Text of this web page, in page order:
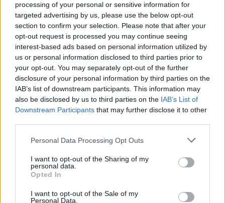
processing of your personal or sensitive information for
targeted advertising by us, please use the below opt-out
section to confirm your selection. Please note that after your
opt-out request is processed you may continue seeing
interest-based ads based on personal information utilized by
us or personal information disclosed to third parties prior to
your opt-out. You may separately opt-out of the further
disclosure of your personal information by third parties on the
IAB’s list of downstream participants. This information may
also be disclosed by us to third parties on the IAB’s List of
Downstream Participants that may further disclose it to other
Personal Data Processing Opt Outs
I want to opt-out of the Sharing of my
personal data.
Opted In
I want to opt-out of the Sale of my
Personal Data.
Ακολούθως, επιστρέφουν ξανά στο γήπεδο για
προπονήσεις καθώς ο αγώνας με τον Ατρόμητο
διεξάγεται το Σάββατο, 8 Μαΐου. Χρόνος μέχρι
τότε υπάρχει αλλά δεν είναι για… χάσιμο.
Το γεγονός σε κάθε περίπτωση είναι ότι ο
Παναιτωλικός, καλώς εχόντων των πραγμάτων,
θα παραταχθεί απέναντι στους Περιστεριώτες
όπως δεν παρατάχθηκε σε κανένα ματς της
διαδικασίας των Play Outs μέχρι τώρα, από
άποψη επιλογών.
Αυτό διότι Βάντερσον, Μάζουρεκ και
Τσότσαλιτς αναμένεται να έχουν ενσωματωθεί
πλήρως και να είναι στη διάθεση του Τραϊανού